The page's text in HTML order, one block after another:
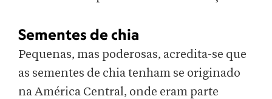
Sementes de chia
Pequenas, mas poderosas, acredita-se que
as sementes de chia tenham se originado
na América Central, onde eram parte